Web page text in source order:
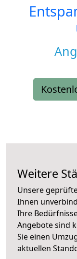
Weitere
Unsere
Ihnen
Ihre
Angebote sind
Sie einen
aktuellen